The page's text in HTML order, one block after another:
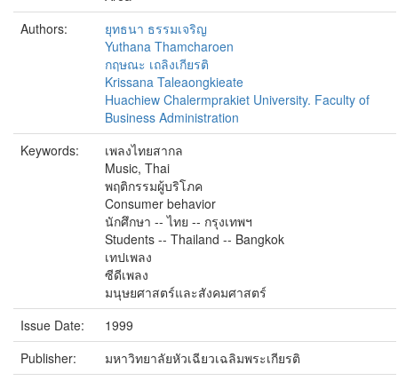
Authors:
ยุทธนา ธรรมเจริญ
Yuthana Thamcharoen
กฤษณะ เถลิงเกียรติ
Krissana Taleaongkieate
Huachiew Chalermprakiet University. Faculty of
Business Administration
Keywords:
เพลงไทยสากล
Music, Thai
พฤติกรรมผู้บริโภค
Consumer behavior
นักศึกษา -- ไทย -- กรุงเทพฯ
Students -- Thailand -- Bangkok
เทปเพลง
ซีดีเพลง
มนุษยศาสตร์และสังคมศาสตร์
Issue Date:
1999
Publisher:
มหาวิทยาลัยหัวเฉียวเฉลิมพระเกียรติ